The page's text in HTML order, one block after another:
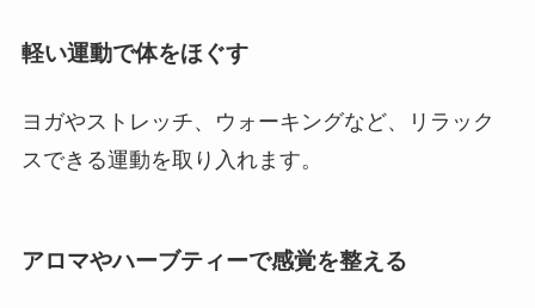
軽い運動で体をほぐす
ヨガやストレッチ、ウォーキングなど、リラック
スできる運動を取り入れます。
アロマやハーブティーで感覚を整える